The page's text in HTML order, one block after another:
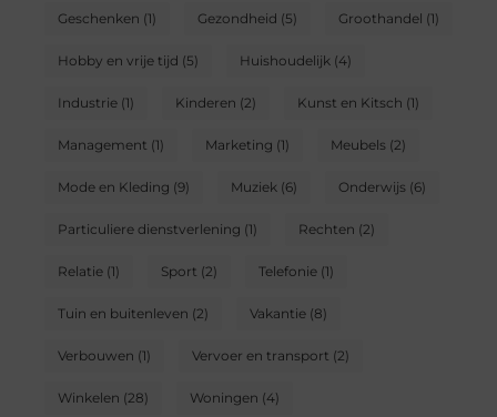
Geschenken (1) Gezondheid (5) Groothandel (1)
Hobby en vrije tijd (5) Huishoudelijk (4)
Industrie(1) Kinderen (2) Kunst en Kitsch (1)
Management (1) Marketing (1) Meubels(2)
Mode en Kleding (9) Muziek (6) Onderwijs(6)
Particuliere dienstverlening (1) Rechten (2)
Relatie(1) Sport (2) Telefonie(1)
Tuin en buitenleven (2) Vakantie(8)
Verbouwen (1) Vervoer en transport (2)
Winkelen (28) Woningen (4)